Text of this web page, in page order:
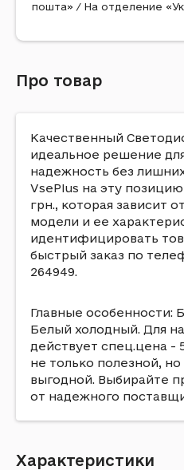
пошта» / На отделение
Про товар
Качественный
идеальное решение
надежность без
VsePlus на эту
грн., которая зависит
модели и ее
идентифицировать
быстрый заказ по
264949.
Главные особенности:
Белый холодный. Для
действует спец.цена -
не только полезной,
выгодной. Выбирайте
от надежного
Характеристики